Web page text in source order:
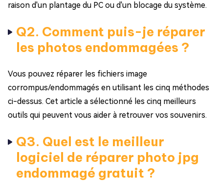
raison d'un plantage du PC ou d'un blocage du système.
Q2. Comment puis-je réparer
les photos endommagées ?
Vous pouvez réparer les fichiers image
corrompus/endommagés en utilisant les cinq méthodes
ci-dessus. Cet article a sélectionné les cinq meilleurs
outils qui peuvent vous aider à retrouver vos souvenirs.
Q3. Quel est le meilleur
logiciel de réparer photo jpg
endommagé gratuit ?